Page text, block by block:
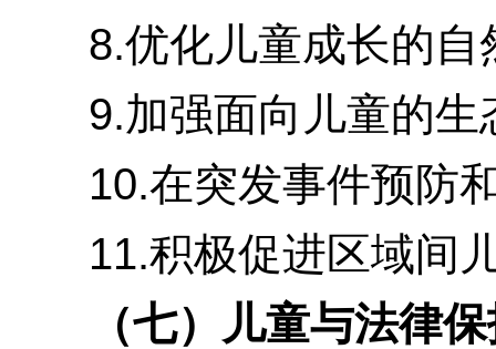
8.优化儿童成长的自然
9.加强面向儿童的生态
10.在突发事件预防和
11.积极促进区域间儿
（七）儿童与法律保